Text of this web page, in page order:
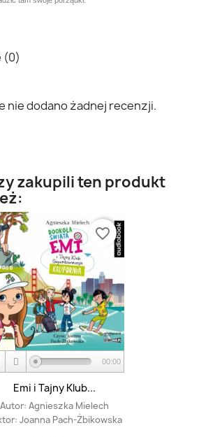
(0)
nie dodano żadnej recenzji.
zakupili ten produkt
00:00
Emi i Tajny Klub...
Autor: Agnieszka Mielech
Joanna Pach-Żbikowska
favorite_border